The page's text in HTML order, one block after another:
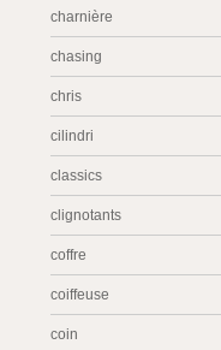
charnière
chasing
chris
cilindri
classics
clignotants
coffre
coiffeuse
coin